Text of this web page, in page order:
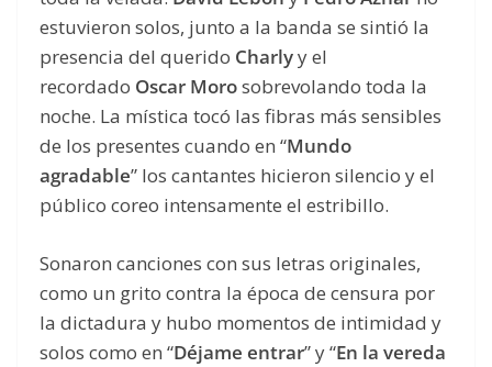
estuvieron solos, junto a la banda se sintió la
presencia del querido Charlyy el
recordado Oscar Morosobrevolando toda la
noche. La mística tocó las fibras más sensibles
de los presentes cuando en “Mundo
agradable” los cantantes hicieron silencio y el
público coreo intensamente el estribillo.
Sonaron canciones con sus letras originales,
como un grito contra la época de censura por
la dictadura y hubo momentos de intimidad y
solos como en “Déjame entrar” y “En la vereda